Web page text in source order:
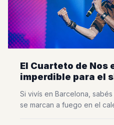
El Cuarteto de Nos
imperdible para el
Si vivís en Barcelona,
se marcan a fuego en el